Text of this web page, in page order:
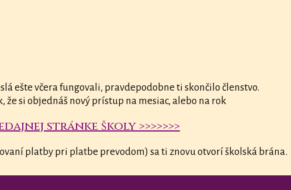
ešte včera fungovali, pravdepodobne ti skončilo členstvo.
že si objednáš nový prístup na mesiac, alebo na rok
stránke školy >>>>>>>
platby pri platbe prevodom) sa ti znovu otvorí školská brána.